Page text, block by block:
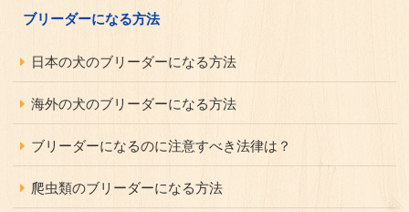
ブリーダーになる方法
日本の犬のブリーダーになる方法
海外の犬のブリーダーになる方法
ブリーダーになるのに注意すべき法律は？
爬虫類のブリーダーになる方法